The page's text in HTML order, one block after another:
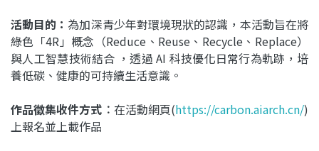
活動目的： 為加深青少年對環境現狀的認識，本活動旨在將
綠色「4R」概念（Reduce、Reuse、Recycle、Replace）
與人工智慧技術結合 ，透過 AI 科技優化日常行為軌跡，培
養低碳、健康的可持續生活意識。
作品徵集收件方式︰ 在活動網頁(https://carbon.aiarch.cn/)
上報名並上載作品